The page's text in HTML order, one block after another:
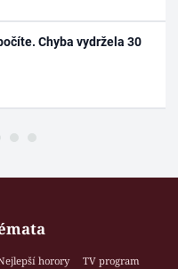
Chyba vydržela 30
horory
TV program